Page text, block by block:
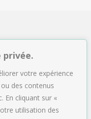
privée.
votre expérience
des contenus
En cliquant sur «
utilisation des
Associés